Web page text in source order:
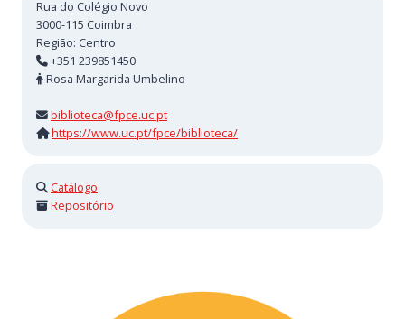
Rua do Colégio Novo
3000-115 Coimbra
Região: Centro
+351 239851450
Rosa Margarida Umbelino
biblioteca@fpce.uc.pt
https://www.uc.pt/fpce/biblioteca/
Catálogo
Repositório